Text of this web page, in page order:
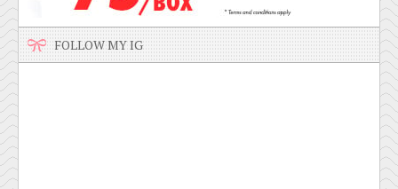
FOLLOW MY IG